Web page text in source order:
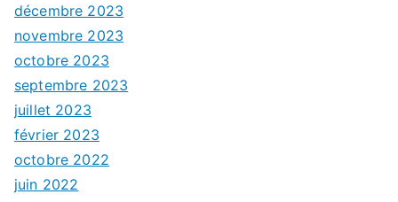
décembre 2023
novembre 2023
octobre 2023
septembre 2023
juillet 2023
février 2023
octobre 2022
juin 2022